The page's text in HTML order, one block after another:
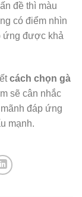
đề thì màu
có điểm nhìn
ứng được khả
cách chọn gà
sẽ cân nhắc
đáp ứng
mạnh.